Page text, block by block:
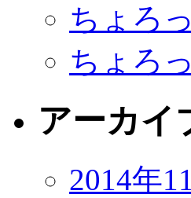
ちょろ
ちょろ
アーカイ
2014年